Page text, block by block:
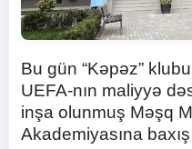
Bu gün “Kəpəz”
UEFA-nın maliyyə
inşa olunmuş Məşq
Akademiyasına